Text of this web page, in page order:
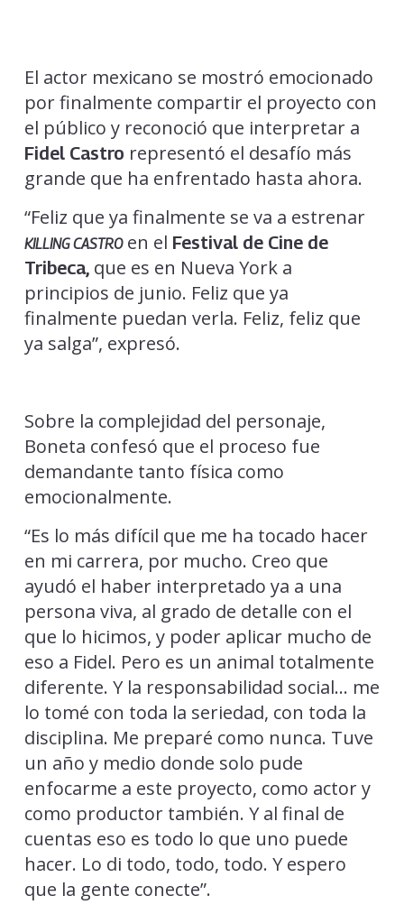
El actor mexicano se mostró emocionado
por finalmente compartir el proyecto con
el público y reconoció que interpretar a
Fidel Castro representó el desafío más
grande que ha enfrentado hasta ahora.
“Feliz que ya finalmente se va a estrenar
KILLING CASTROen el Festival de Cine de
Tribeca,que es en Nueva York a
principios de junio. Feliz que ya
finalmente puedan verla. Feliz, feliz que
ya salga”, expresó.
Sobre la complejidad del personaje,
Boneta confesó que el proceso fue
demandante tanto física como
emocionalmente.
“Es lo más difícil que me ha tocado hacer
en mi carrera, por mucho. Creo que
ayudó el haber interpretado ya a una
persona viva, al grado de detalle con el
que lo hicimos, y poder aplicar mucho de
eso a Fidel. Pero es un animal totalmente
diferente. Y la responsabilidad social… me
lo tomé con toda la seriedad, con toda la
disciplina. Me preparé como nunca. Tuve
un año y medio donde solo pude
enfocarme a este proyecto, como actor y
como productor también. Y al final de
cuentas eso es todo lo que uno puede
hacer. Lo di todo, todo, todo. Y espero
que la gente conecte”.